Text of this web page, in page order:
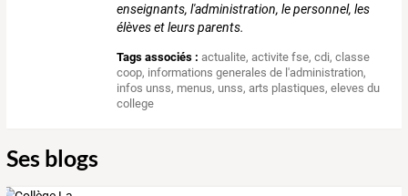
enseignants, l'administration, le personnel, les
élèves et leurs parents.
Tags associés : actualite,activite fse,cdi,classe
coop, informations generales de l'administration,
infos unss, menus, unss,arts plastiques,eleves du
college
Ses blogs